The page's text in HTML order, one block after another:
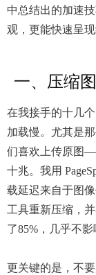
中总结出的加速
观，更能快速呈现
一、压缩
在我接手的十几
加载慢。尤其是
们喜欢上传原图
十兆。我用
载延迟来自于图
工具重新压缩，
了85%，几乎不影
更关键的是，不